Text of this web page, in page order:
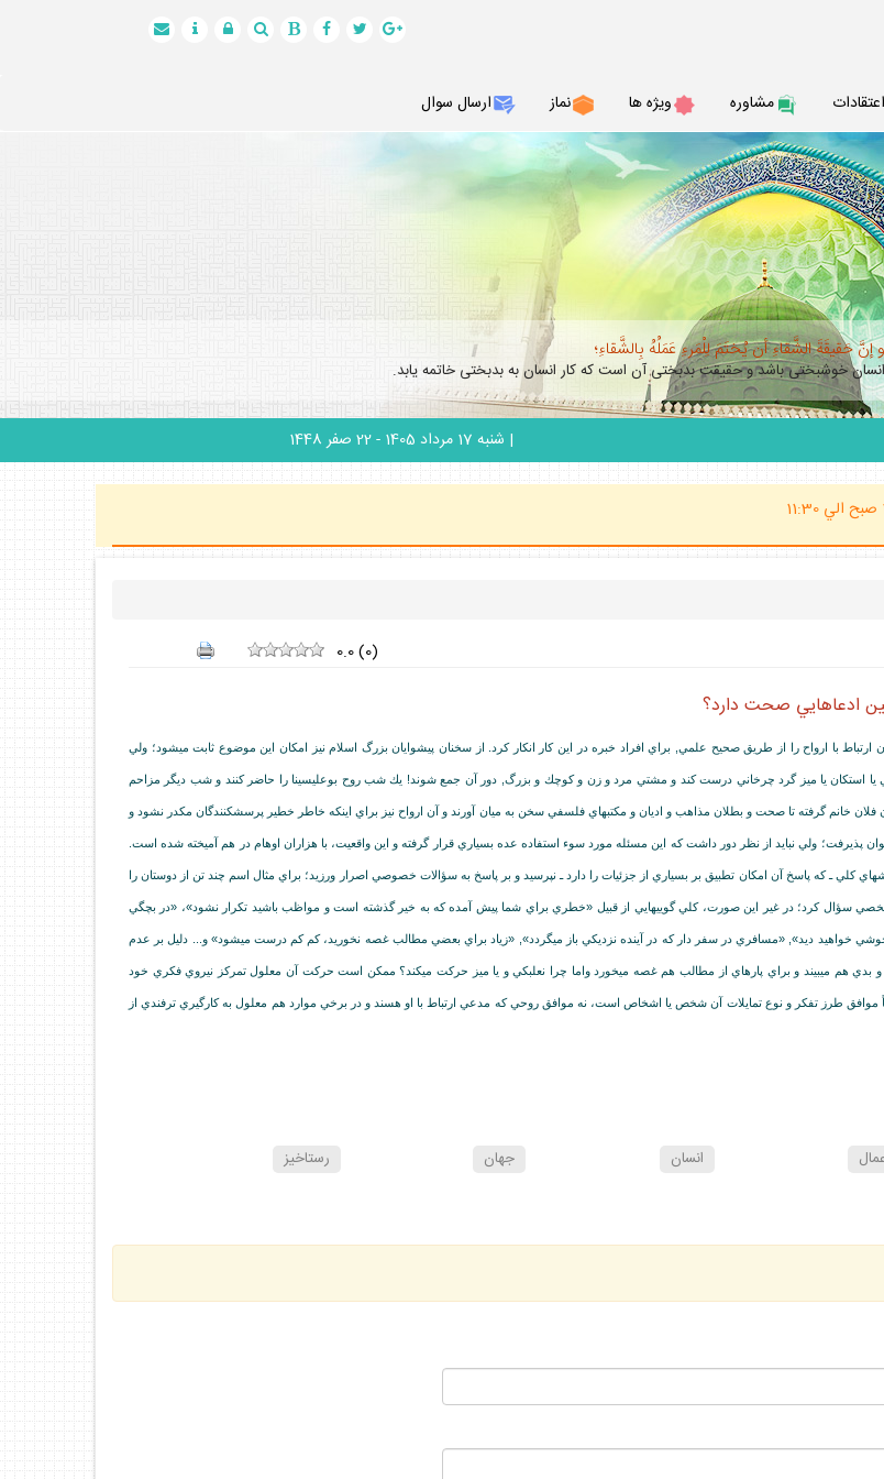
اعتقادات مشاوره ويژه ها نماز ارسال سوال
حَقيقَةَ الشَّقاءِ أن يُختَمَ لِلْمَرءِ عَمَلُهُ بِالشَّقاءِ؛
خوشبختى باشد و حقيقت بدبختى آن است كه كار انسان به بدبختى خاتمه يابد.
| شنبه 17 مرداد 1405 - 22 صفر 1448
(ساعت پاسخگوي احكام شرعي 20 الي 21:30 شب10 صبح الي 11:30
0.0(0)
ادعاهايي صحت دارد؟
با ارواح را از طريق صحيح علمي, براي افراد خبره در اين كار انكار كرد. از سخنان پيشوايان بزرگ اسلام نيز امكان اين موضوع ثابت مي‏شود؛ ولي
استكان يا ميز گرد چرخاني درست كند و مشتي مرد و زن و كوچك و بزرگ, دور آن جمع شوند! يك شب روح بوعلي‏سينا را حاضر كنند و شب ديگر مزاحم
خانم گرفته تا صحت و بطلان مذاهب و اديان و مكتب‏هاي فلسفي سخن به ميان آورند و آن ارواح نيز براي اينكه خاطر خطير پرسش‏كنندگان مكدر نشود و
پذيرفت؛ ولي نبايد از نظر دور داشت كه اين مسئله مورد سوء استفاده عده بسياري قرار گرفته و اين واقعيت، با هزاران اوهام در هم آميخته شده است.
كلي ـ كه پاسخ آن امكان تطبيق بر بسياري از جزئيات را دارد ـ نپرسيد و بر پاسخ به سؤالات خصوصي اصرار ورزيد؛ براي مثال اسم چند تن از دوستان را
سؤال كرد؛ در غير اين صورت، كلي گويي‏هايي از قبيل «خطري براي شما پيش آمده كه به خير گذشته است و مواظب باشيد تكرار نشود»، «در بچگي
خواهيد ديد», «مسافري در سفر دار كه در آينده نزديكي باز مي‏گردد», «زياد براي بعضي مطالب غصه نخوريد، كم كم درست مي‏شود» و... دليل بر عدم
هم مي‏بيند و براي پاره‏اي از مطالب هم غصه مي‏خورد واما چرا نعلبكي و يا ميز حركت مي‏كند؟ ممكن است حركت آن معلول تمركز نيروي فكري خود
طرز تفكر و نوع تمايلات آن شخص يا اشخاص است، نه موافق روحي كه مدعي ارتباط با او هسند و در برخي موارد هم معلول به كارگيري ترفندي از
انسان جهان رستاخيز